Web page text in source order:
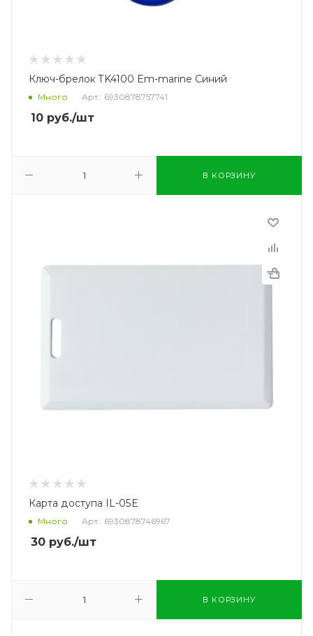
Ключ-брелок TK4100 Em-marine Синий
Много Арт.: 6930878757741
10 руб./шт
В КОРЗИНУ
Карта доступа IL-05E
Много Арт.: 6930878746967
30 руб./шт
В КОРЗИНУ